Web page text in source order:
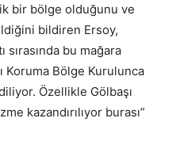
bir bölge olduğunu ve
bildiren Ersoy,
sırasında bu mağara
Koruma Bölge Kurulunca
Özellikle Gölbaşı
kazandırılıyor burası”